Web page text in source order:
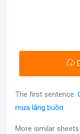
The first sentence:
mưa lắng buồn
More similar sheets